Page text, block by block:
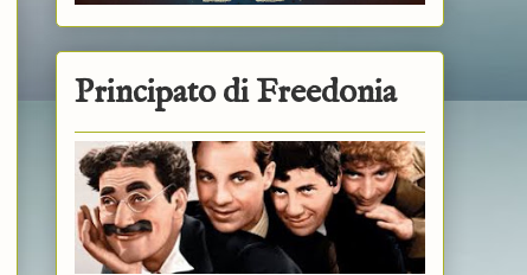
Principato di Freedonia